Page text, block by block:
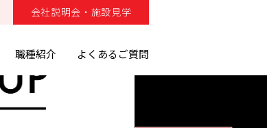
会社説明会・施設見学
職種紹介 よくあるご質問